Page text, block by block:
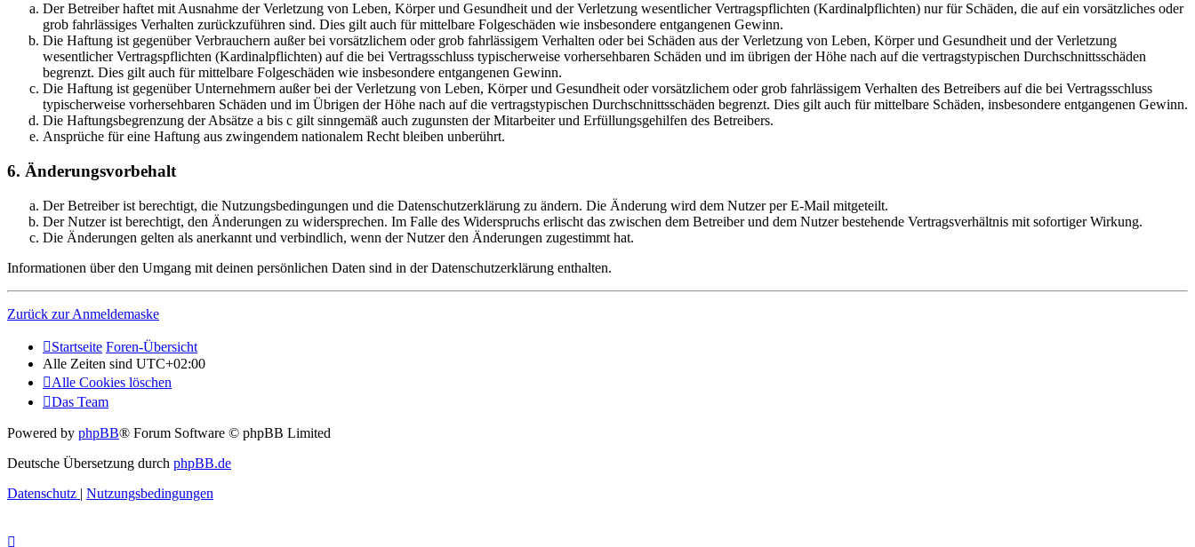
Der Betreiber haftet mit Ausnahme der Verletzung von Leben, Körper und Gesundheit und der Verletzung wesentlicher Vertragspflichten (Kardinalpflichten) nur für Schäden, die auf ein vorsätzliches oder
grob fahrlässiges Verhalten zurückzuführen sind. Dies gilt auch für mittelbare Folgeschäden wie insbesondere entgangenen Gewinn.
Die Haftung ist gegenüber Verbrauchern außer bei vorsätzlichem oder grob fahrlässigem Verhalten oder bei Schäden aus der Verletzung von Leben, Körper und Gesundheit und der Verletzung
wesentlicher Vertragspflichten (Kardinalpflichten) auf die bei Vertragsschluss typischerweise vorhersehbaren Schäden und im übrigen der Höhe nach auf die vertragstypischen Durchschnittsschäden
begrenzt. Dies gilt auch für mittelbare Folgeschäden wie insbesondere entgangenen Gewinn.
Die Haftung ist gegenüber Unternehmern außer bei der Verletzung von Leben, Körper und Gesundheit oder vorsätzlichem oder grob fahrlässigem Verhalten des Betreibers auf die bei Vertragsschluss
typischerweise vorhersehbaren Schäden und im Übrigen der Höhe nach auf die vertragstypischen Durchschnittsschäden begrenzt. Dies gilt auch für mittelbare Schäden, insbesondere entgangenen Gewinn.
Die Haftungsbegrenzung der Absätze a bis c gilt sinngemäß auch zugunsten der Mitarbeiter und Erfüllungsgehilfen des Betreibers.
Ansprüche für eine Haftung aus zwingendem nationalem Recht bleiben unberührt.
6. Änderungsvorbehalt
Der Betreiber ist berechtigt, die Nutzungsbedingungen und die Datenschutzerklärung zu ändern. Die Änderung wird dem Nutzer per E-Mail mitgeteilt.
Der Nutzer ist berechtigt, den Änderungen zu widersprechen. Im Falle des Widerspruchs erlischt das zwischen dem Betreiber und dem Nutzer bestehende Vertragsverhältnis mit sofortiger Wirkung.
Die Änderungen gelten als anerkannt und verbindlich, wenn der Nutzer den Änderungen zugestimmt hat.
Informationen über den Umgang mit deinen persönlichen Daten sind in der Datenschutzerklärung enthalten.
Zurück zur Anmeldemaske
Startseite Foren-Übersicht
Alle Zeiten sind UTC+02:00
Alle Cookies löschen
Das Team
Powered by phpBB® Forum Software © phpBB Limited
Deutsche Übersetzung durch phpBB.de
Datenschutz | Nutzungsbedingungen